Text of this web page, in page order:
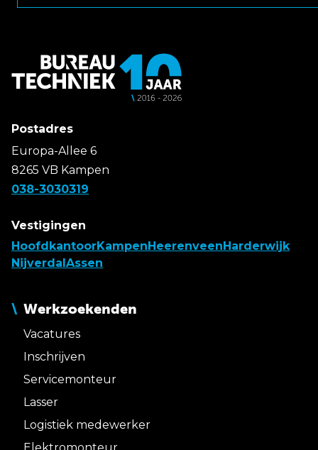
Postadres
Europa-Allee 6
8265 VB Kampen
038-3030319
Vestigingen
HoofdkantoorKampen Heerenveen Harderwijk
Nijverdal Assen
Werkzoekenden
Vacatures
Inschrijven
Servicemonteur
Lasser
Logistiek medewerker